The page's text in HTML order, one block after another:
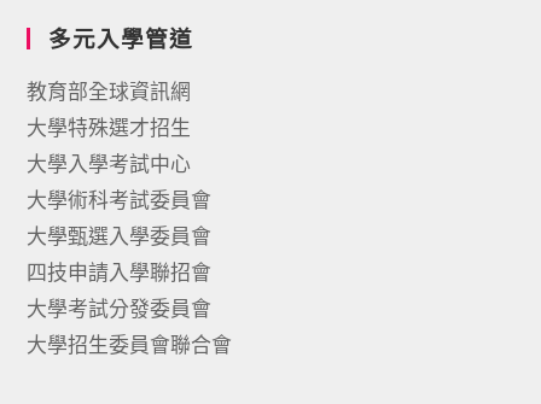
多元入學管道
教育部全球資訊網
大學特殊選才招生
大學入學考試中心
大學術科考試委員會
大學甄選入學委員會
四技申請入學聯招會
大學考試分發委員會
大學招生委員會聯合會